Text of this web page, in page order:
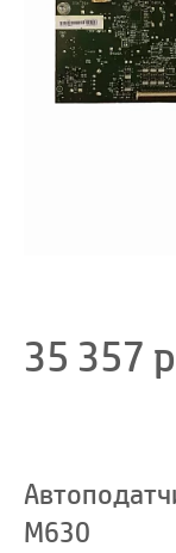
35 357
M630